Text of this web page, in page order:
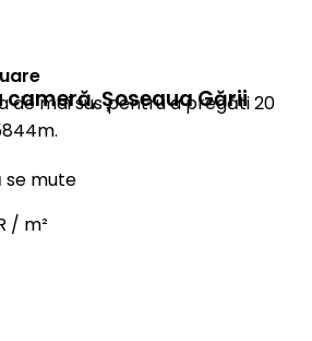
de mai sus pentru a pregăti 20
cameră,Șoseaua Gării
se mute
/ m²